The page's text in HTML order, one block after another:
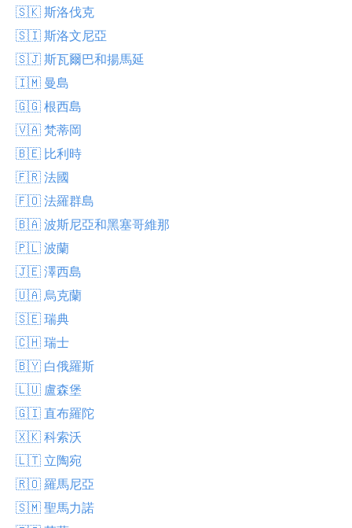
🇸🇰 斯洛伐克
🇸🇮 斯洛文尼亞
🇸🇯 斯瓦爾巴和揚馬延
🇮🇲 曼島
🇬🇬 根西島
🇻🇦 梵蒂岡
🇧🇪 比利時
🇫🇷 法國
🇫🇴 法羅群島
🇧🇦 波斯尼亞和黑塞哥維那
🇵🇱 波蘭
🇯🇪 澤西島
🇺🇦 烏克蘭
🇸🇪 瑞典
🇨🇭 瑞士
🇧🇾 白俄羅斯
🇱🇺 盧森堡
🇬🇮 直布羅陀
🇽🇰 科索沃
🇱🇹 立陶宛
🇷🇴 羅馬尼亞
🇸🇲 聖馬力諾